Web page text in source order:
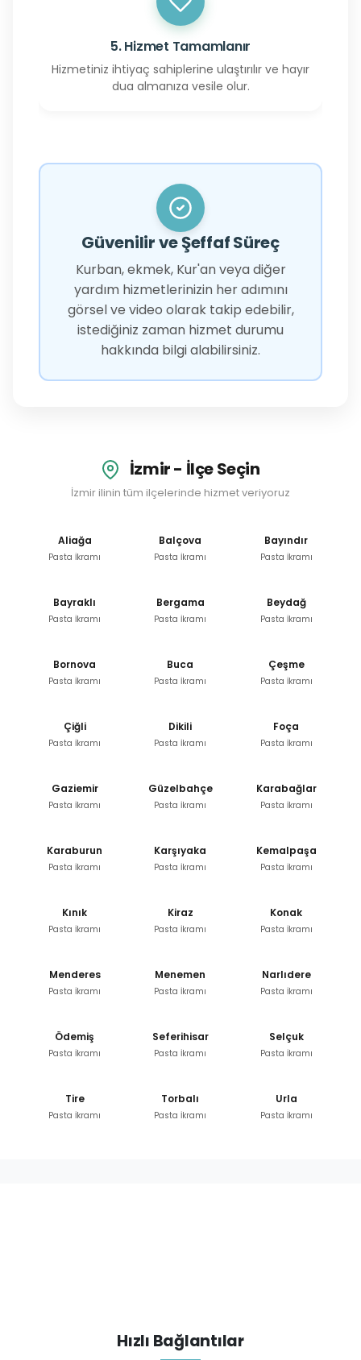
5. Hizmet Tamamlanır
Hizmetiniz ihtiyaç sahiplerine ulaştırılır ve hayır
dua almanıza vesile olur.
Güvenilir ve Şeffaf Süreç
Kurban, ekmek, Kur'an veya diğer
yardım hizmetlerinizin her adımını
görsel ve video olarak takip edebilir,
istediğiniz zaman hizmet durumu
hakkında bilgi alabilirsiniz.
İzmir - İlçe Seçin
İzmir ilinin tüm ilçelerinde hizmet veriyoruz
Aliağa
Pasta İkramı
Balçova
Pasta İkramı
Bayındır
Pasta İkramı
Bayraklı
Pasta İkramı
Bergama
Pasta İkramı
Beydağ
Pasta İkramı
Bornova
Pasta İkramı
Buca
Pasta İkramı
Çeşme
Pasta İkramı
Çiğli
Pasta İkramı
Dikili
Pasta İkramı
Foça
Pasta İkramı
Gaziemir
Pasta İkramı
Güzelbahçe
Pasta İkramı
Karabağlar
Pasta İkramı
Karaburun
Pasta İkramı
Karşıyaka
Pasta İkramı
Kemalpaşa
Pasta İkramı
Kınık
Pasta İkramı
Kiraz
Pasta İkramı
Konak
Pasta İkramı
Menderes
Pasta İkramı
Menemen
Pasta İkramı
Narlıdere
Pasta İkramı
Ödemiş
Pasta İkramı
Seferihisar
Pasta İkramı
Selçuk
Pasta İkramı
Tire
Pasta İkramı
Torbalı
Pasta İkramı
Urla
Pasta İkramı
Hızlı Bağlantılar